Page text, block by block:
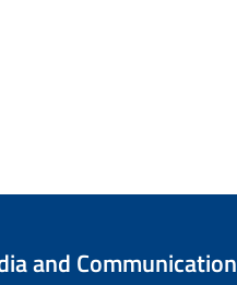
and Communication